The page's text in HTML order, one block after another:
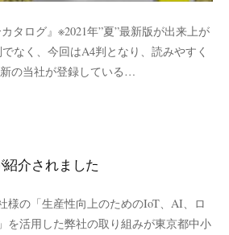
タログ』※2021年”夏”最新版が出来上が
なく、今回はA4判となり、読みやすく
の当社が登録している…
紹介されました
様の「生産性向上のためのIoT、AI、ロ
を活用した弊社の取り組みが東京都中小